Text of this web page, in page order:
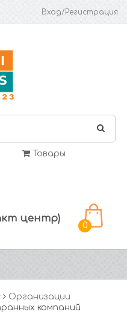
Вход/Регистрация
Товары
центр)
0
Организации
компаний